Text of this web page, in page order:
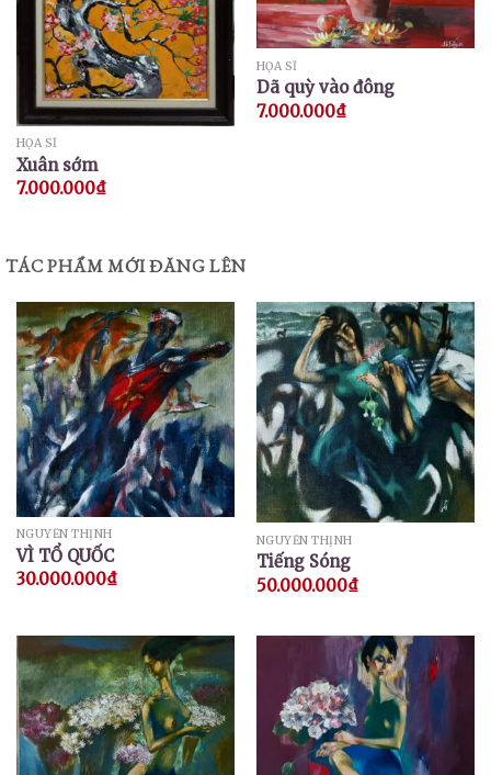
HỌA SĨ
Xuân sớm
7.000.000₫
HỌA SĨ
Dã quỳ vào đông
7.000.000₫
TÁC PHẨM MỚI ĐĂNG LÊN
NGUYỄN THỊNH
VÌ TỔ QUỐC
30.000.000₫
NGUYỄN THỊNH
Tiếng Sóng
50.000.000₫